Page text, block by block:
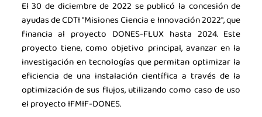
El 30 de diciembre de 2022 se publicó la concesión de
ayudas de CDTI "Misiones Ciencia e Innovación 2022", que
financia al proyecto DONES-FLUX hasta 2024. Este
proyecto tiene, como objetivo principal, avanzar en la
investigación en tecnologías que permitan optimizar la
eficiencia de una instalación científica a través de la
optimización de sus flujos, utilizando como caso de uso
el proyecto IFMIF-DONES.